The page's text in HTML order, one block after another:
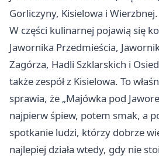
Gorliczyny, Kisielowa i Wierzbnej.
W części kulinarnej pojawią się
Jawornika Przedmieścia,
Zagórza, Hadli Szklarskich i
także zespół z Kisielowa. To
sprawia, że „Majówka pod
najpierw śpiew, potem smak, a
spotkanie ludzi, którzy dobrze
najlepiej działa wtedy, gdy nie